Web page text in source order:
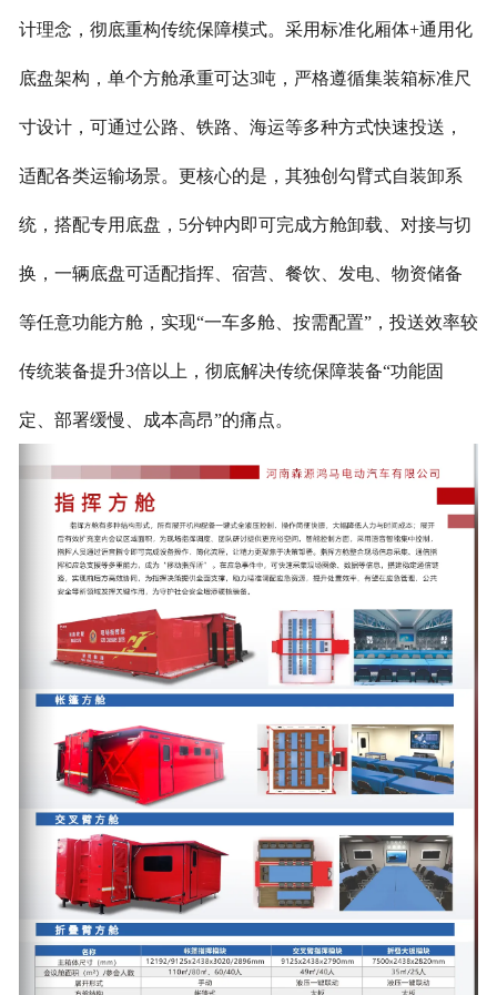
计理念，彻底重构传统保障模式。采用标准化厢体+通用化
底盘架构，单个方舱承重可达3吨，严格遵循集装箱标准尺
寸设计，可通过公路、铁路、海运等多种方式快速投送，
适配各类运输场景。更核心的是，其独创勾臂式自装卸系
统，搭配专用底盘，5分钟内即可完成方舱卸载、对接与切
换，一辆底盘可适配指挥、宿营、餐饮、发电、物资储备
等任意功能方舱，实现“一车多舱、按需配置”，投送效率较
传统装备提升3倍以上，彻底解决传统保障装备“功能固
定、部署缓慢、成本高昂”的痛点。